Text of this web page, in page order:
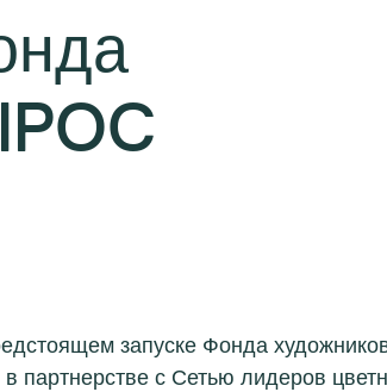
запуске Фонда
партнерстве с Сетью лидеров